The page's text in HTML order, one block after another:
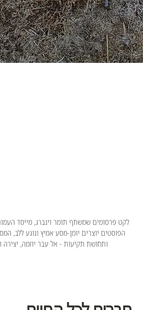
לקט פרסומים שמשתף תומר וינברג, מייסד
הפוסטים יוצרים יומן-מסע אמיץ ונוגע ללב,
ותחושת תקיעות - אל עבר יוזמה,